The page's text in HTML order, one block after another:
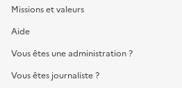
Missions et valeurs
Aide
Vous êtes une administration ?
Vous êtes journaliste ?